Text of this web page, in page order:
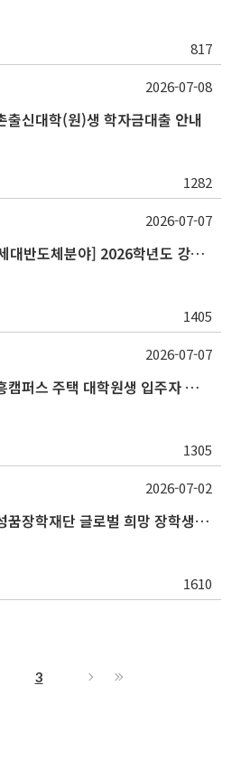
817
출신대학(원)생 학자금대출 안내
1282
2026-07-08
[혁신융합대학사업 차세대반도체분야] 2026학년도 강원대학교 2학기 교류 수학 안내
1405
2026-07-07
2026학년도 2학기 시흥캠퍼스 주택 대학원생 입주자 모집 안내
1305
2026-07-07
2026학년도 2학기 삼성꿈장학재단 글로벌 희망 장학생(Global Hope Scholarship) 선발 안내
1610
2026-07-02
3